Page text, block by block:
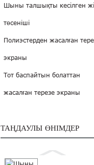
Шыны талшықты кесілген
төсеніші
Полиэстерден жасалған
экраны
Тот баспайтын болаттан
жасалған терезе экраны
ТАҢДАУЛЫ ӨНІМДЕР